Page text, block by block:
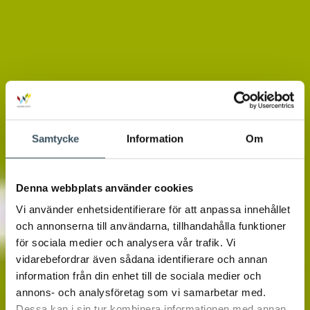
Samtycke Information Om
Denna webbplats använder cookies
Vi använder enhetsidentifierare för att anpassa innehållet
och annonserna till användarna, tillhandahålla funktioner
för sociala medier och analysera vår trafik. Vi
vidarebefordrar även sådana identifierare och annan
information från din enhet till de sociala medier och
annons- och analysföretag som vi samarbetar med.